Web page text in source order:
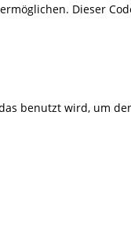
Dieser
benutzt wird, um